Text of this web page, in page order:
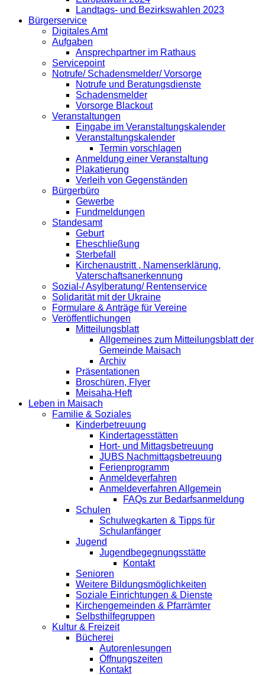
Landtags- und Bezirkswahlen 2023
Bürgerservice
Digitales Amt
Aufgaben
Ansprechpartner im Rathaus
Servicepoint
Notrufe/ Schadensmelder/ Vorsorge
Notrufe und Beratungsdienste
Schadensmelder
Vorsorge Blackout
Veranstaltungen
Eingabe im Veranstaltungskalender
Veranstaltungskalender
Termin vorschlagen
Anmeldung einer Veranstaltung
Plakatierung
Verleih von Gegenständen
Bürgerbüro
Gewerbe
Fundmeldungen
Standesamt
Geburt
Eheschließung
Sterbefall
Kirchenaustritt , Namenserklärung,
Vaterschaftsanerkennung
Sozial-/ Asylberatung/ Rentenservice
Solidarität mit der Ukraine
Formulare & Anträge für Vereine
Veröffentlichungen
Mitteilungsblatt
Allgemeines zum Mitteilungsblatt der
Gemeinde Maisach
Archiv
Präsentationen
Broschüren, Flyer
Meisaha-Heft
Leben in Maisach
Familie & Soziales
Kinderbetreuung
Kindertagesstätten
Hort- und Mittagsbetreuung
JUBS Nachmittagsbetreuung
Ferienprogramm
Anmeldeverfahren
Anmeldeverfahren Allgemein
FAQs zur Bedarfsanmeldung
Schulen
Schulwegkarten & Tipps für
Schulanfänger
Jugend
Jugendbegegnungsstätte
Kontakt
Senioren
Weitere Bildungsmöglichkeiten
Soziale Einrichtungen & Dienste
Kirchengemeinden & Pfarrämter
Selbsthilfegruppen
Kultur & Freizeit
Bücherei
Autorenlesungen
Öffnungszeiten
Kontakt